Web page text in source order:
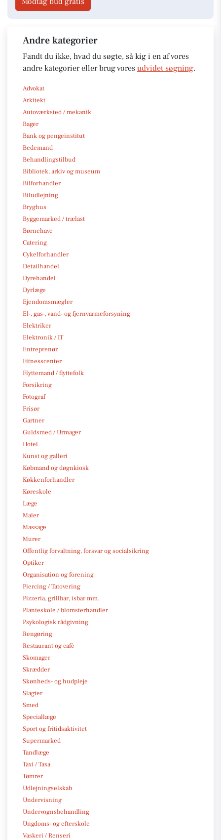
Andre kategorier
Fandt du ikke, hvad du søgte, så kig i en af vores
andre kategorier eller brug vores udvidet søgning.
Advokat
Arkitekt
Autoværksted / mekanik
Bager
Bank og pengeinstitut
Bedemand
Behandlingstilbud
Bibliotek, arkiv og museum
Bilforhandler
Biludlejning
Bryghus
Byggemarked / trælast
Børnehave
Catering
Cykelforhandler
Detailhandel
Dyrehandel
Dyrlæge
Ejendomsmægler
El-, gas-, vand- og fjernvarmeforsyning
Elektriker
Elektronik / IT
Entreprenør
Fitnesscenter
Flyttemand / flyttefolk
Forsikring
Fotograf
Frisør
Gartner
Guldsmed / Urmager
Hotel
Kunst og galleri
Købmand og døgnkiosk
Køkkenforhandler
Køreskole
Læge
Maler
Massage
Murer
Offentlig forvaltning, forsvar og socialsikring
Optiker
Organisation og forening
Piercing / Tatovering
Pizzeria, grillbar, isbar mm.
Planteskole / blomsterhandler
Psykologisk rådgivning
Rengøring
Restaurant og café
Skomager
Skrædder
Skønheds- og hudpleje
Slagter
Smed
Speciallæge
Sport og fritidsaktivitet
Supermarked
Tandlæge
Taxi / Taxa
Tømrer
Udlejningselskab
Undervisning
Undervognsbehandling
Ungdoms- og efterskole
Vaskeri / Renseri